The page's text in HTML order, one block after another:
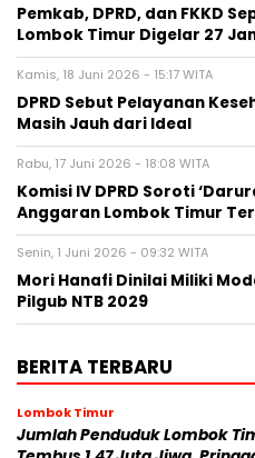
Pemkab, DPRD, dan FKKD
Lombok Timur Digelar 27
Kamis, 18 Juni 2026 - 15:17 WITA
DPRD Sebut Pelayanan
Masih Jauh dari Ideal
Rabu, 17 Juni 2026 - 18:08 WITA
Komisi IV DPRD Soroti
Anggaran Lombok Timur
Senin, 1 Juni 2026 - 09:32 WITA
Mori Hanafi Dinilai Miliki
Pilgub NTB 2029
BERITA TERBARU
Lombok Timur
Jumlah Penduduk Lombok